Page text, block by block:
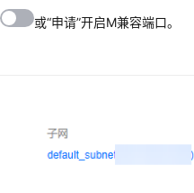
或“申请”开启M兼容端口。